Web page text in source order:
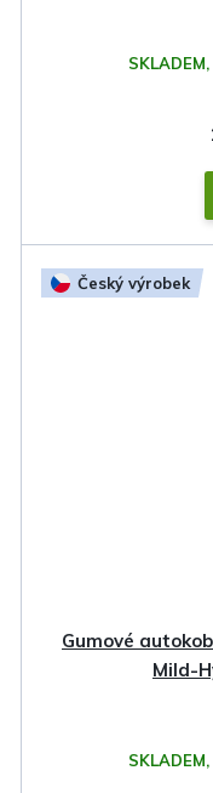
Český výrobek
Gumové
Mild-